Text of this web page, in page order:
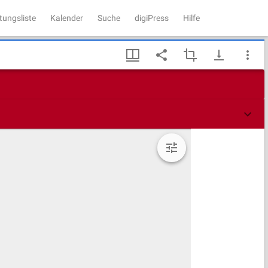
Kalender Suche digiPress Hilfe